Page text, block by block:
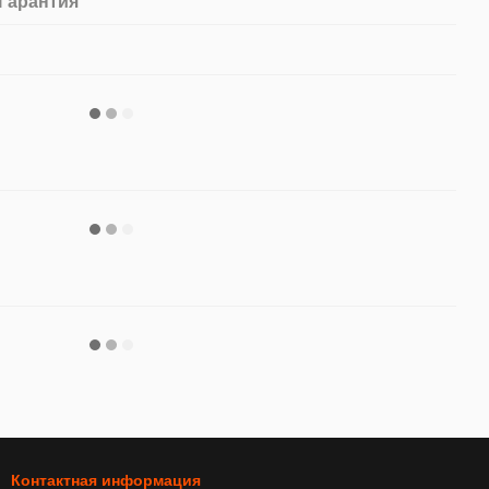
Контактная информация